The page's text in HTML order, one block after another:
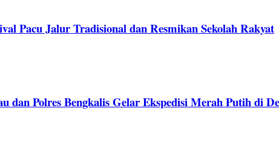
Pacu Jalur Tradisional dan Resmikan Sekolah Rakyat
dan Polres Bengkalis Gelar Ekspedisi Merah Putih di